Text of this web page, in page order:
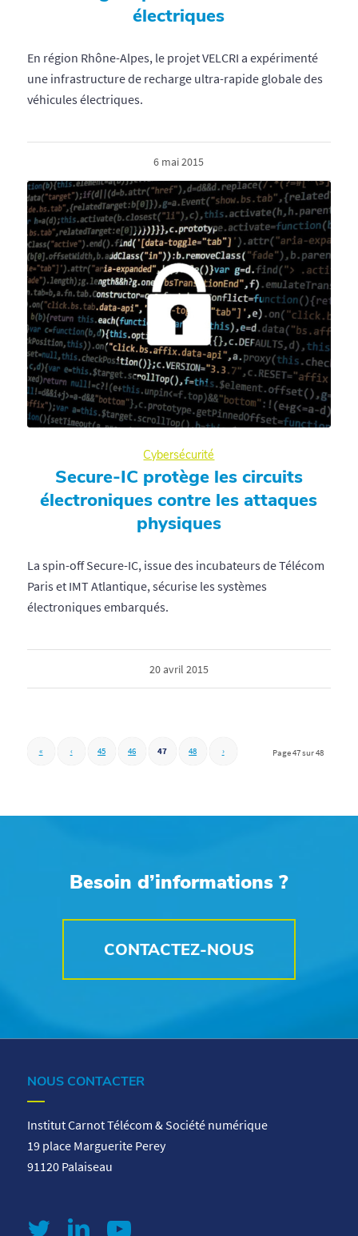
électriques
En région Rhône-Alpes, le projet VELCRI a expérimenté
une infrastructure de recharge ultra-rapide globale des
véhicules électriques.
6 mai 2015
Cybersécurité
Secure-IC protège les circuits
électroniques contre les attaques
physiques
La spin-off Secure-IC, issue des incubateurs de Télécom
Paris et IMT Atlantique, sécurise les systèmes
électroniques embarqués.
20 avril 2015
Page 47 sur 48
« ‹ 45 46 47 48 ›
Besoin d’informations ?
CONTACTEZ-NOUS
NOUS CONTACTER
Institut Carnot Télécom & Société numérique
19 place Marguerite Perey
91120 Palaiseau